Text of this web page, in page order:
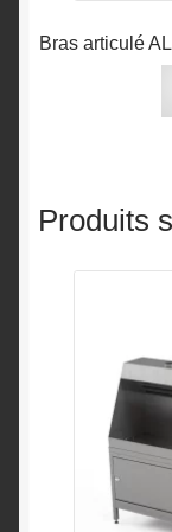
Bras articulé
Produits